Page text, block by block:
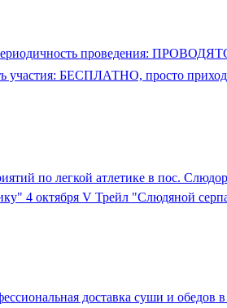
проведения:
БЕСПЛАТНО, просто приходи
по легкой атлетике в пос.
4 октября V Трейл "Слюдяной
доставка суши и